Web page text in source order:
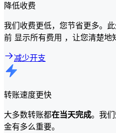
降低收费
我们收费更低，您节省更多。
前 显示所有费用 ，让您清楚地
减少开支
转账速度更快
大多数转账都在当天完成。我
金有多么重要。